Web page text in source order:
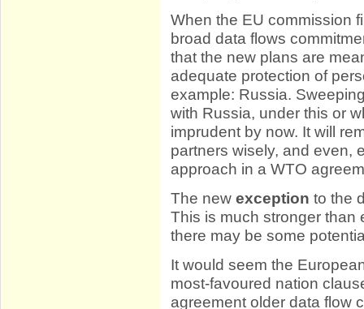
When the EU commission
broad data flows
that the new plans are
adequate protection of
example: Russia.
with Russia, under this or
imprudent by now. It will
partners wisely, and even,
approach in a WTO
The newexception to the
This is much stronger than
there may be some
It would seem the
most-favoured nation
agreement older data flow